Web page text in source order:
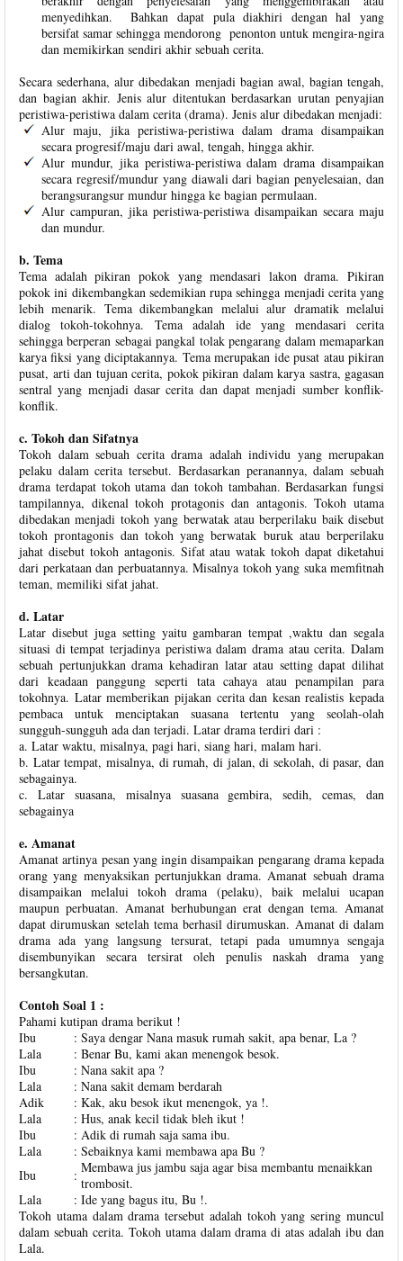
menyedihkan. Bahkan dapat pula diakhiri dengan hal yang
bersifat samar sehingga mendorong penonton untuk mengira-ngira
dan memikirkan sendiri akhir sebuah cerita.
Secara sederhana, alur dibedakan menjadi bagian awal, bagian tengah,
dan bagian akhir. Jenis alur ditentukan berdasarkan urutan penyajian
peristiwa-peristiwa dalam cerita (drama). Jenis alur dibedakan menjadi:
Alur maju, jika peristiwa-peristiwa dalam drama disampaikan
secara progresif/maju dari awal, tengah, hingga akhir.
Alur mundur, jika peristiwa-peristiwa dalam drama disampaikan
secara regresif/mundur yang diawali dari bagian penyelesaian, dan
berangsurangsur mundur hingga ke bagian permulaan.
Alur campuran, jika peristiwa-peristiwa disampaikan secara maju
dan mundur.
b. Tema
Tema adalah pikiran pokok yang mendasari lakon drama. Pikiran
pokok ini dikembangkan sedemikian rupa sehingga menjadi cerita yang
lebih menarik. Tema dikembangkan melalui alur dramatik melalui
dialog tokoh-tokohnya. Tema adalah ide yang mendasari cerita
sehingga berperan sebagai pangkal tolak pengarang dalam memaparkan
karya fiksi yang diciptakannya. Tema merupakan ide pusat atau pikiran
pusat, arti dan tujuan cerita, pokok pikiran dalam karya sastra, gagasan
sentral yang menjadi dasar cerita dan dapat menjadi sumber konflik-
konflik.
c. Tokoh dan Sifatnya
Tokoh dalam sebuah cerita drama adalah individu yang merupakan
pelaku dalam cerita tersebut. Berdasarkan peranannya, dalam sebuah
drama terdapat tokoh utama dan tokoh tambahan. Berdasarkan fungsi
tampilannya, dikenal tokoh protagonis dan antagonis. Tokoh utama
dibedakan menjadi tokoh yang berwatak atau berperilaku baik disebut
tokoh prontagonis dan tokoh yang berwatak buruk atau berperilaku
jahat disebut tokoh antagonis. Sifat atau watak tokoh dapat diketahui
dari perkataan dan perbuatannya. Misalnya tokoh yang suka memfitnah
teman, memiliki sifat jahat.
d. Latar
Latar disebut juga setting yaitu gambaran tempat ,waktu dan segala
situasi di tempat terjadinya peristiwa dalam drama atau cerita. Dalam
sebuah pertunjukkan drama kehadiran latar atau setting dapat dilihat
dari keadaan panggung seperti tata cahaya atau penampilan para
tokohnya. Latar memberikan pijakan cerita dan kesan realistis kepada
pembaca untuk menciptakan suasana tertentu yang seolah-olah
sungguh-sungguh ada dan terjadi. Latar drama terdiri dari :
a. Latar waktu, misalnya, pagi hari, siang hari, malam hari.
b. Latar tempat, misalnya, di rumah, di jalan, di sekolah, di pasar, dan
sebagainya.
c. Latar suasana, misalnya suasana gembira, sedih, cemas, dan
sebagainya
e. Amanat
Amanat artinya pesan yang ingin disampaikan pengarang drama kepada
orang yang menyaksikan pertunjukkan drama. Amanat sebuah drama
disampaikan melalui tokoh drama (pelaku), baik melalui ucapan
maupun perbuatan. Amanat berhubungan erat dengan tema. Amanat
dapat dirumuskan setelah tema berhasil dirumuskan. Amanat di dalam
drama ada yang langsung tersurat, tetapi pada umumnya sengaja
disembunyikan secara tersirat oleh penulis naskah drama yang
bersangkutan.
Contoh Soal 1 :
Pahami kutipan drama berikut !
Ibu
: Saya dengar Nana masuk rumah sakit, apa benar, La ?
Lala
: Benar Bu, kami akan menengok besok.
Ibu
: Nana sakit apa ?
Lala
: Nana sakit demam berdarah
Adik
: Kak, aku besok ikut menengok, ya !.
Lala
: Hus, anak kecil tidak bleh ikut !
Ibu
: Adik di rumah saja sama ibu.
Lala
: Sebaiknya kami membawa apa Bu ?
Ibu
: Membawa jus jambu saja agar bisa membantu menaikkan
trombosit.
Lala
: Ide yang bagus itu, Bu !.
Tokoh utama dalam drama tersebut adalah tokoh yang sering muncul
dalam sebuah cerita. Tokoh utama dalam drama di atas adalah ibu dan
Lala.